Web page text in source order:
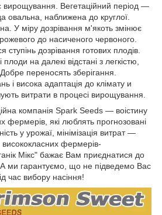
Вегетаційний період —
овальна, наближена до круглої.
У міру дозрівання м'якоть змінює
до насиченого червоного.
ступінь дозрівання готових плодів.
на далекі відстані з легкістю,
переносять зберігання.
і висока адаптація до клімату и
витрати в процесі вирощування.
компанія Spark Seeds — воістину
фермерів, які люблять прогнозовані
у урожаї, мінімізація витрат —
фермерів-
Мікс" бажає Вам приєднатися до
А ми гарантуємо, що не підведемо Вас
час вибору насіння!